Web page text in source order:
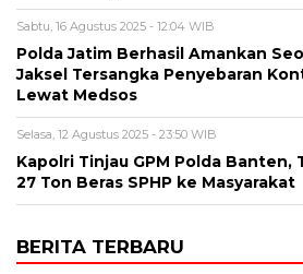
Sabtu, 16 Agustus 2025 - 12:04 WIB
Polda Jatim Berhasil Amankan
Jaksel Tersangka Penyebaran
Lewat Medsos
Selasa, 12 Agustus 2025 - 23:50 WIB
Kapolri Tinjau GPM Polda Banten,
27 Ton Beras SPHP ke Masyarakat
BERITA TERBARU